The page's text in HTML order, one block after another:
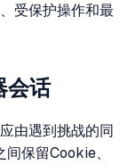
受保护操作和最
会话
由遇到挑战的同
保留Cookie、